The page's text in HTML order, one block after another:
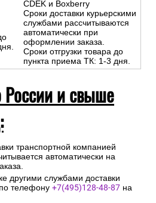
CDEK и Boxberry
Сроки доставки курьерскими
службами рассчитываются
автоматически при
оформлении заказа.
Сроки отгрузки товара до
пункта приема ТК: 1-3 дня.
России и свыше
транспортной компанией
автоматически на
другими службами доставки
телефону +7(495)128-48-87 на